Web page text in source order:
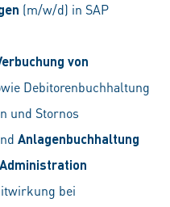
(m/w/d) in SAP
von
Debitorenbuchhaltung
und Stornos
Anlagenbuchhaltung
bei